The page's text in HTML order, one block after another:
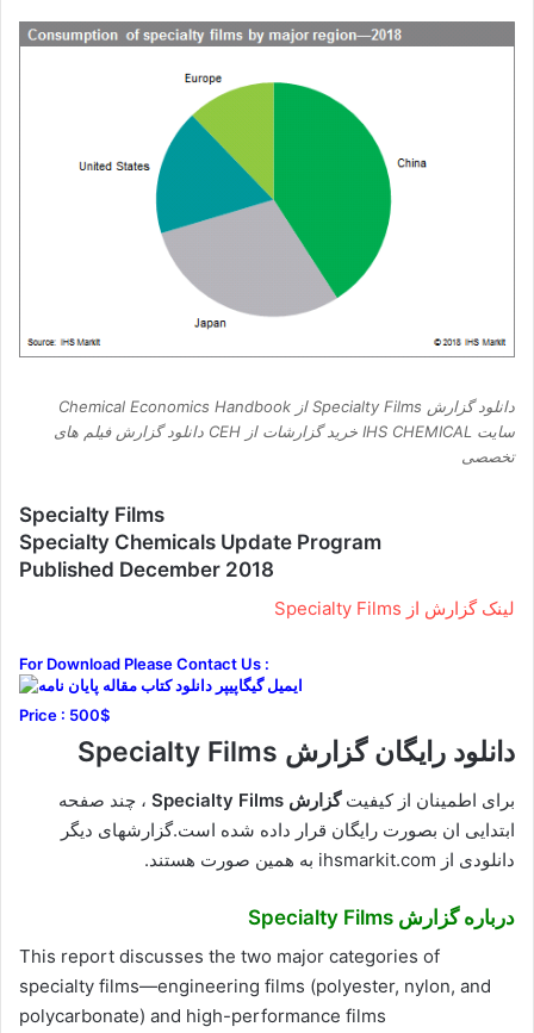
دانلود گزارش Specialty Films از Chemical Economics Handbook
سایت IHS CHEMICAL خرید گزارشات از CEH دانلود گزارش فیلم های
تخصصی
Specialty Films
Specialty Chemicals Update Program
Published December 2018
لینک گزارش از Specialty Films
For Download Please Contact Us :
Price : 500$
دانلود رایگان گزارش Specialty Films
برای اطمینان از کیفیتگزارش Specialty Films
، چند صفحه
ابتدایی ان بصورت رایگان قرار داده شده است.گزارشهای دیگر
دانلودی از ihsmarkit.com به همین صورت هستند.
دربارهگزارش Specialty Films
This report discusses the two major categories of
specialty films—engineering films (polyester, nylon, and
polycarbonate) and high-performance films